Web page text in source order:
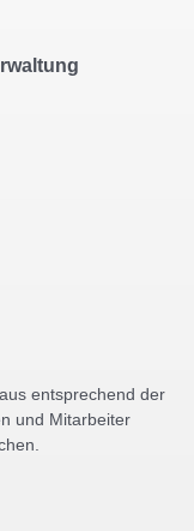
entsprechend der
und Mitarbeiter